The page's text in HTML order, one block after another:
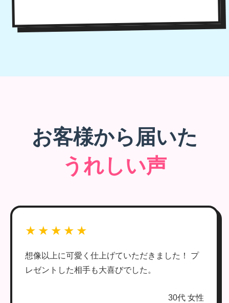
お客様から届いた
うれしい声
★★★★★
想像以上に可愛く仕上げていただきました！ プ
レゼントした相手も大喜びでした。
30代 女性